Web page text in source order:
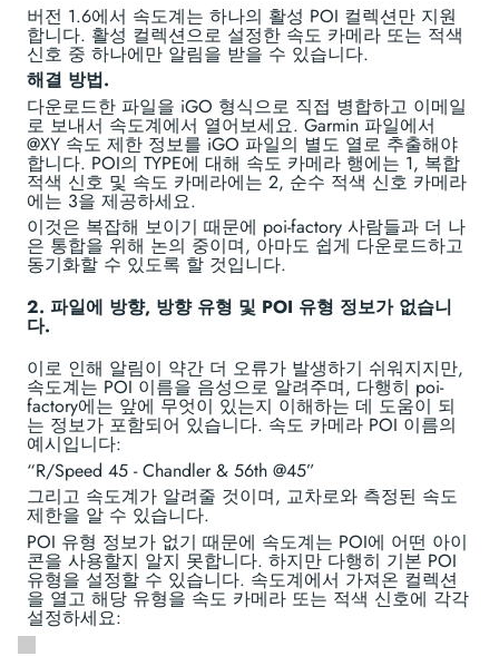
버전 1.6에서 속도계는 하나의 활성 POI 컬렉션만 지원
합니다. 활성 컬렉션으로 설정한 속도 카메라 또는 적색
신호 중 하나에만 알림을 받을 수 있습니다.
해결 방법.
다운로드한 파일을 iGO 형식으로 직접 병합하고 이메일
로 보내서 속도계에서 열어보세요. Garmin 파일에서
@XY 속도 제한 정보를 iGO 파일의 별도 열로 추출해야
합니다. POI의 TYPE에 대해 속도 카메라 행에는 1, 복합
적색 신호 및 속도 카메라에는 2, 순수 적색 신호 카메라
에는 3을 제공하세요.
이것은 복잡해 보이기 때문에 poi-factory 사람들과 더 나
은 통합을 위해 논의 중이며, 아마도 쉽게 다운로드하고
동기화할 수 있도록 할 것입니다.
2. 파일에 방향, 방향 유형 및 POI 유형 정보가 없습니
다.
이로 인해 알림이 약간 더 오류가 발생하기 쉬워지지만,
속도계는 POI 이름을 음성으로 알려주며, 다행히 poi-
factory에는 앞에 무엇이 있는지 이해하는 데 도움이 되
는 정보가 포함되어 있습니다. 속도 카메라 POI 이름의
예시입니다:
“R/Speed 45 - Chandler & 56th @45”
그리고 속도계가 알려줄 것이며, 교차로와 측정된 속도
제한을 알 수 있습니다.
POI 유형 정보가 없기 때문에 속도계는 POI에 어떤 아이
콘을 사용할지 알지 못합니다. 하지만 다행히 기본 POI
유형을 설정할 수 있습니다. 속도계에서 가져온 컬렉션
을 열고 해당 유형을 속도 카메라 또는 적색 신호에 각각
설정하세요: